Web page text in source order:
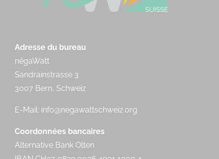
Adresse du bureau
négaWatt
Sandrainstrasse 3
3007 Bern, Schweiz
E-Mail: info@negawattschweiz.org
Coordonnées bancaires
Alternative Bank Olten